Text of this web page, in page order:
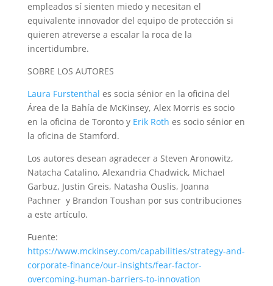
empleados sí sienten miedo y necesitan el
equivalente innovador del equipo de protección si
quieren atreverse a escalar la roca de la
incertidumbre.
SOBRE LOS AUTORES
Laura Furstenthal es socia sénior en la oficina del
Área de la Bahía de McKinsey, Alex Morris es socio
en la oficina de Toronto yErik Roth es socio sénior en
la oficina de Stamford.
Los autores desean agradecer a Steven Aronowitz,
Natacha Catalino, Alexandria Chadwick, Michael
Garbuz, Justin Greis, Natasha Ouslis, Joanna
Pachner y Brandon Toushan por sus contribuciones
a este artículo.
Fuente:
https://www.mckinsey.com/capabilities/strategy-and-
corporate-finance/our-insights/fear-factor-
overcoming-human-barriers-to-innovation